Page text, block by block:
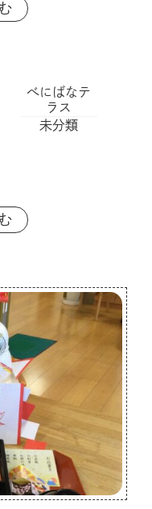
べにばなテ
ラス
未分類